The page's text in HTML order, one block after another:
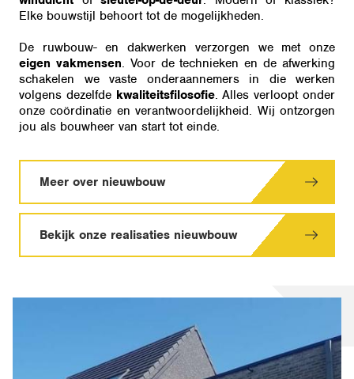
Elke bouwstijl behoort tot de mogelijkheden.
De ruwbouw- en dakwerken verzorgen we met onze
eigen vakmensen. Voor de technieken en de afwerking
schakelen we vaste onderaannemers in die werken
volgens dezelfde kwaliteitsfilosofie. Alles verloopt onder
onze coördinatie en verantwoordelijkheid. Wij ontzorgen
jou als bouwheer van start tot einde.
Meer over nieuwbouw
Bekijk onze realisaties nieuwbouw